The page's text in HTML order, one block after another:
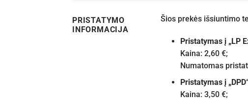
PRISTATYMO
INFORMACIJA
Šios prekės išsiuntimo
Pristatymas į „LP
Kaina: 2,60 €;
Numatomas
Pristatymas į
Kaina: 3,50 €;